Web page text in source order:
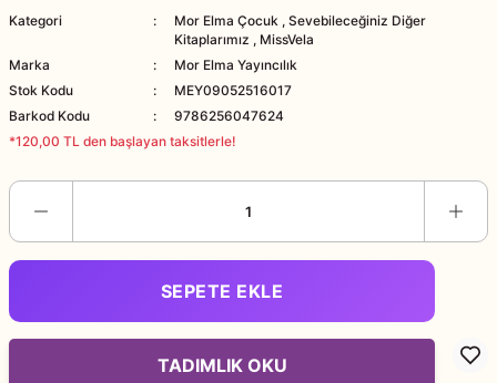
Kategori Mor Elma Çocuk , Sevebileceğiniz Diğer
Kitaplarımız , MissVela
Marka
Mor Elma Yayıncılık
Stok Kodu
MEY09052516017
Barkod Kodu
9786256047624
*120,00 TL den başlayan taksitlerle!
SEPETE EKLE
TADIMLIK OKU